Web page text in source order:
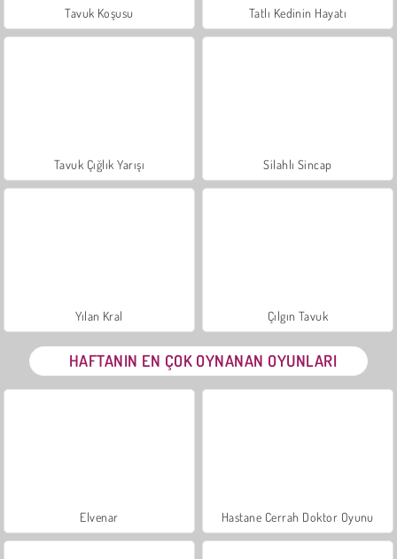
Tavuk Koşusu Tatlı Kedinin Hayatı
Tavuk Çığlık Yarışı Silahlı Sincap
Yılan Kral Çılgın Tavuk
HAFTANIN EN ÇOK OYNANAN OYUNLARI
Elvenar Hastane Cerrah Doktor Oyunu